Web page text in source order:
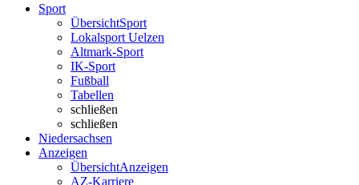
Sport
ÜbersichtSport
Lokalsport Uelzen
Altmark-Sport
IK-Sport
Fußball
Tabellen
schließen
schließen
Niedersachsen
Anzeigen
ÜbersichtAnzeigen
AZ-Karriere